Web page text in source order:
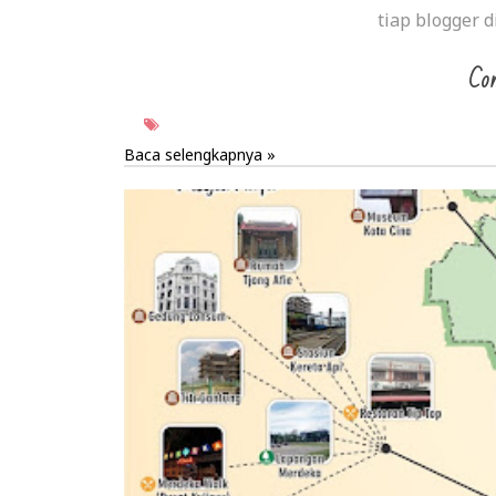
tiap blogger
Baca selengkapnya »